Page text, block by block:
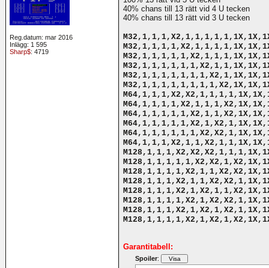
Reg.datum: mar 2016
Inlägg: 1 595
Sharp$: 4719
40% chans till 13 rätt vid 4 U tecken
40% chans till 13 rätt vid 3 U tecken
Garantitabell:
Spoiler: